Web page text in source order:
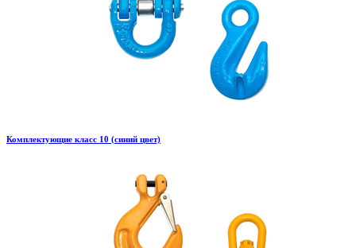
Комплектующие класс 10 (синий цвет)